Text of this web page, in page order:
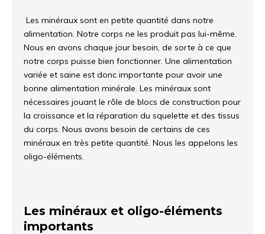
Les minéraux sont en petite quantité dans notre
alimentation. Notre corps ne les produit pas lui-même.
Nous en avons chaque jour besoin, de sorte à ce que
notre corps puisse bien fonctionner. Une alimentation
variée et saine est donc importante pour avoir une
bonne alimentation minérale. Les minéraux sont
nécessaires jouant le rôle de blocs de construction pour
la croissance et la réparation du squelette et des tissus
du corps. Nous avons besoin de certains de ces
minéraux en très petite quantité. Nous les appelons les
oligo-éléments.
Les minéraux et oligo-éléments
importants